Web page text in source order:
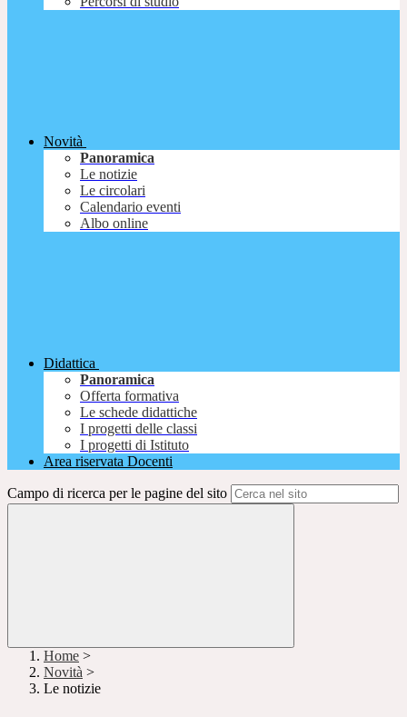
Novità
Panoramica
Le notizie
Le circolari
Calendario eventi
Albo online
Didattica
Panoramica
Offerta formativa
Le schede didattiche
I progetti delle classi
I progetti di Istituto
Area riservata Docenti
Campo di ricerca per le pagine del sito
Home >
Novità >
Le notizie